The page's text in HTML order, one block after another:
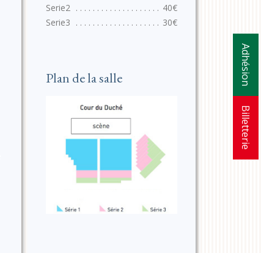
Adhésion
Billetterie
40€
30€
Plan de la salle